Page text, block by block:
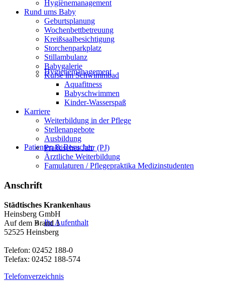
Hygienemanagement
Patienten & Besucher
Ihr Aufenthalt
Hygienemanagement
Rund ums Baby
Geburtsplanung
Wochenbettbetreuung
Kreißsaalbesichtigung
Storchenparkplatz
Stillambulanz
Babygalerie
Kurse im Schwimmbad
Aquafitness
Babyschwimmen
Kinder-Wasserspaß
Karriere
Weiterbildung in der Pflege
Stellenangebote
Ausbildung
Praktisches Jahr (PJ)
Ärztliche Weiterbildung
Famulaturen / Pflegepraktika Medizinstudenten
Anschrift
Städtisches Krankenhaus
Heinsberg GmbH
Auf dem Brand 1
52525 Heinsberg
Telefon: 02452 188-0
Telefax: 02452 188-574
Telefonverzeichnis